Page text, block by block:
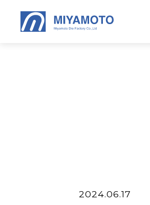
2024.06.17